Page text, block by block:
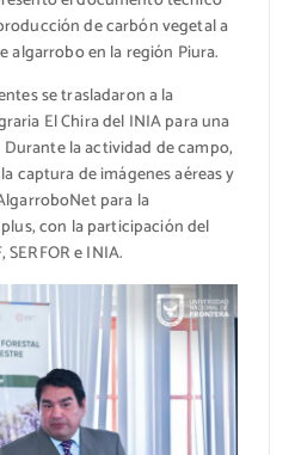
de carbón vegetal a
algarrobo en la región Piura.
se trasladaron a la
El Chira del INIA para una
la actividad de campo,
captura de imágenes aéreas y
para la
con la participación del
e INIA.